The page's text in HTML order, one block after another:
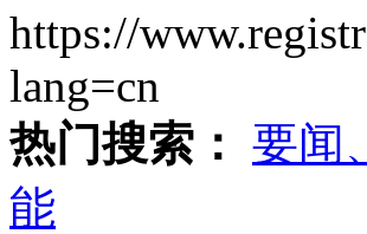
https://
lang=cn
热门搜索： 要闻
能